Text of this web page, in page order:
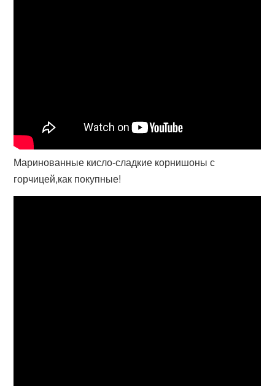
Маринованные кисло-сладкие корнишоны с
горчицей,как покупные!